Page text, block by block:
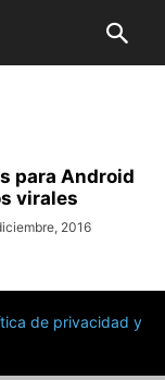
para Android
virales
2016
de privacidad y